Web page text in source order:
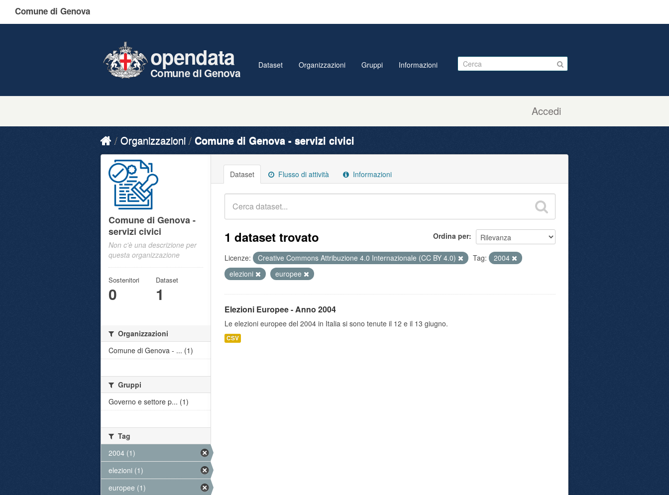
Comune di Genova
Accedi
opendata
Comune di Genova
Dataset Organizzazioni Gruppi Informazioni
Organizzazioni Comune di Genova - servizi civici
Dataset Flusso di attività Informazioni
Ordina per
1 dataset trovato
Licenze: Creative Commons Attribuzione 4.0 Internazionale (CC BY 4.0) Tag:
2004
elezioni
europee
Elezioni Europee - Anno 2004
Le elezioni europee del 2004 in Italia si sono tenute il 12 e il 13 giugno.
CSV
Comune di Genova -
servizi civici
Non c'è una descrizione per
questa organizzazione
Sostenitori
0
Dataset
1
Organizzazioni
Comune di Genova - ... (1)
Gruppi
Governo e settore p... (1)
Tag
2004 (1)
elezioni (1)
europee (1)